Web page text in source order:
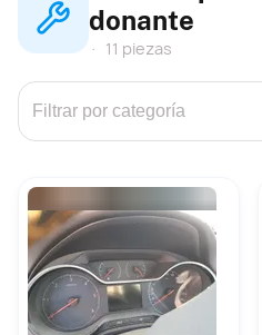
donante
11 piezas